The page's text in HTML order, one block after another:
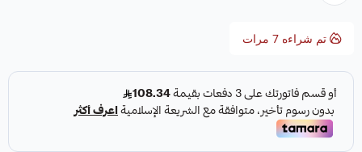
المواصفات:
القسم: باقات الفواكه.
اسم المنتج:الشريطة الحمرا
المكونات :( فراولة ، شمام ، بطيخ ، كيوي ، برتقال ،
عنب اسود ، اناناس )
تم شراءه 7 مرات